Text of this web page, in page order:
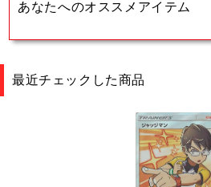
あなたへのオススメアイテム
最近チェックした商品